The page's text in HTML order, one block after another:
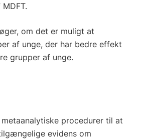
om det er muligt at
af unge, der har bedre effekt
grupper af unge.
procedurer til at
evidens om